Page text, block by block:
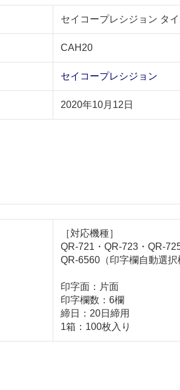
セイコープレシジョン タ
CAH20
セイコープレシジョン
2020年10月12日
［対応機種］
QR-721・QR-723・QR-
QR-6560（印字欄自動選択
印字面：片面
印字欄数：6欄
締日：20日締用
1箱：100枚入り